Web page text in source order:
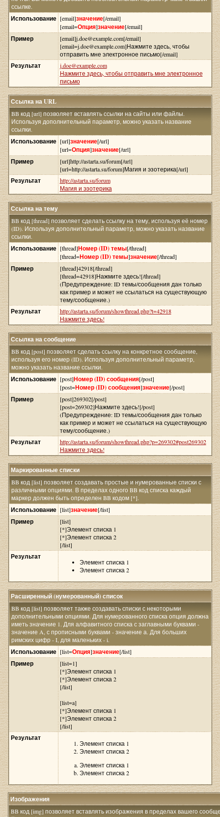
ссылке.
Использование [email]значение[/email]
[email=Опция]значение[/email]
Пример
[email]j.doe@example.com[/email]
[email=j.doe@example.com]Нажмите здесь, чтобы
отправить мне электронное письмо[/email]
Результат
j.doe@example.com
Нажмите здесь, чтобы отправить мне электронное
письмо
Ссылка на URL
BB код [url] позволяет вставлять ссылки на сайты или файлы.
Используя дополнительный параметр, можно указать название
ссылки.
Использование [url]значение[/url]
[url=Опция]значение[/url]
Пример
[url]http://astarta.su/forum[/url]
[url=http://astarta.su/forum]Магия и эзотерика[/url]
Результат
http://astarta.su/forum
Магия и эзотерика
Ссылка на тему
BB код [thread] позволяет сделать ссылку на тему, используя её номер
(ID). Используя дополнительный параметр, можно указать название
ссылки.
Использование [thread]Номер (ID) темы[/thread]
[thread=Номер (ID) темы]значение[/thread]
Пример
[thread]42918[/thread]
[thread=42918]Нажмите здесь![/thread]
(Предупреждение: ID темы/сообщения дан только
как пример и может не ссылаться на существующую
тему/сообщение.)
Результат
http://astarta.su/forum/showthread.php?t=42918
Нажмите здесь!
Ссылка на сообщение
BB код [post] позволяет сделать ссылку на конкретное сообщение,
используя его номер (ID). Используя дополнительный параметр,
можно указать название ссылки.
Использование [post]Номер (ID) сообщения[/post]
[post=Номер (ID) сообщения]значение[/post]
Пример
[post]269302[/post]
[post=269302]Нажмите здесь![/post]
(Предупреждение: ID темы/сообщения дан только
как пример и может не ссылаться на существующую
тему/сообщение.)
Результат
http://astarta.su/forum/showthread.php?p=269302#post269302
Нажмите здесь!
Маркированные списки
BB код [list] позволяет создавать простые и нумерованные списки с
различными опциями. В пределах одного BB код списка каждый
маркер должен быть определен BB кодом [*].
Использование [list]значение[/list]
Пример
[list]
[*]Элемент списка 1
[*]Элемент списка 2
[/list]
Результат
Элемент списка 1
Элемент списка 2
Расширенный (нумерованный) список
BB код [list] позволяет также создавать списки с некоторыми
дополнительными опциями. Для нумерованного списка опция должна
иметь значение 1. Для алфавитного списка с заглавными буквами -
значение A, с прописными буквами - значение а. Для больших
римских цифр - I, для маленьких - i.
Использование [list=Опция]значение[/list]
Пример
[list=1]
[*]Элемент списка 1
[*]Элемент списка 2
[/list]
[list=a]
[*]Элемент списка 1
[*]Элемент списка 2
[/list]
Результат
Элемент списка 1
Элемент списка 2
Элемент списка 1
Элемент списка 2
Изображения
BB код [img] позволяет вставлять изображения в пределах вашего